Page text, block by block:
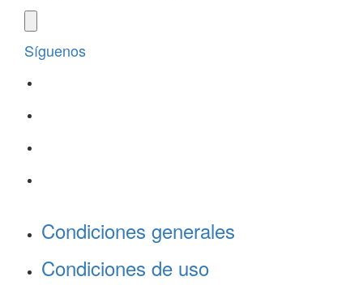
Síguenos
Condiciones generales
Condiciones de uso